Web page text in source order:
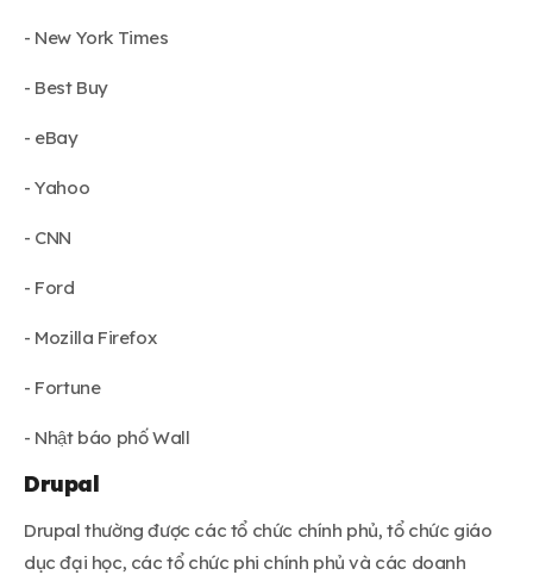
- New York Times
- Best Buy
- eBay
- Yahoo
- CNN
- Ford
- Mozilla Firefox
- Fortune
- Nhật báo phố Wall
Drupal
Drupal thường được các tổ chức chính phủ, tổ chức giáo
dục đại học, các tổ chức phi chính phủ và các doanh